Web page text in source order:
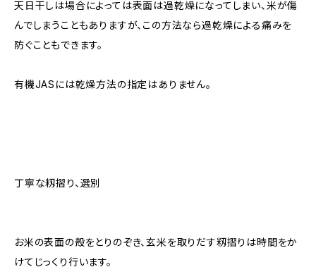
天日干しは場合によっては表面は過乾燥になってしまい、米が傷
んでしまうこともありますが、この方法なら過乾燥による痛みを
防ぐこともできます。
有機JASには乾燥方法の指定はありません。
丁寧な籾摺り、選別
お米の表面の殻をとりのぞき、玄米を取りだす籾摺りは時間をか
けてじっくり行います。